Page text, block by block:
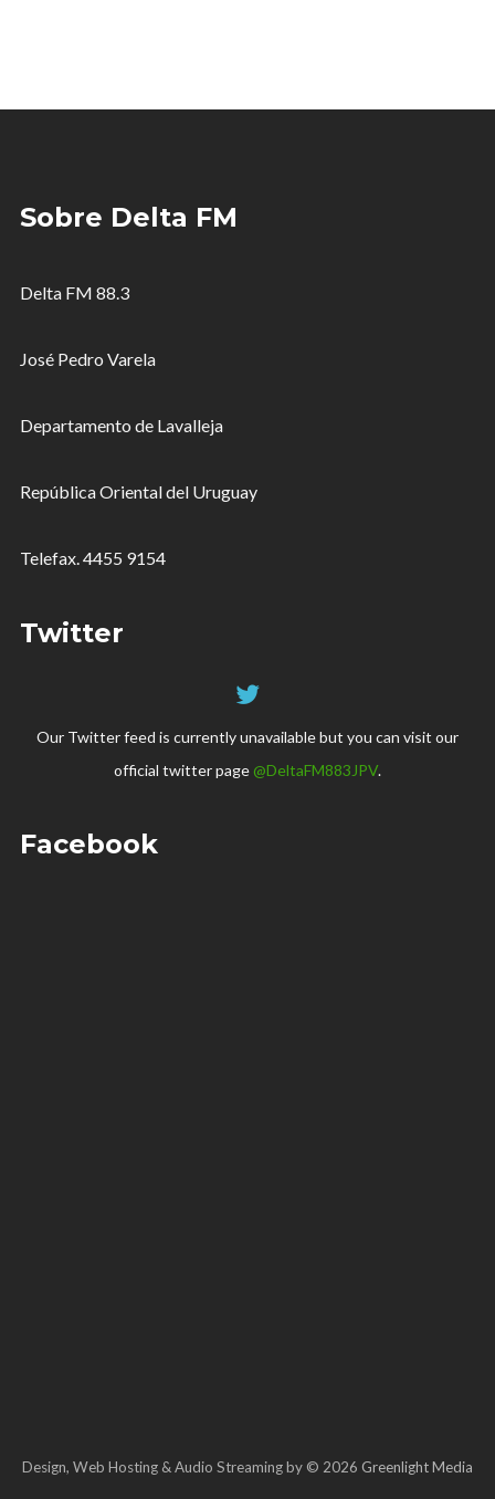
Sobre Delta FM
Delta FM 88.3
José Pedro Varela
Departamento de Lavalleja
República Oriental del Uruguay
Telefax. 4455 9154
Twitter
Our Twitter feed is currently unavailable but you can visit our
official twitter page@DeltaFM883JPV.
Facebook
Design, Web Hosting & Audio Streaming by © 2026 Greenlight Media